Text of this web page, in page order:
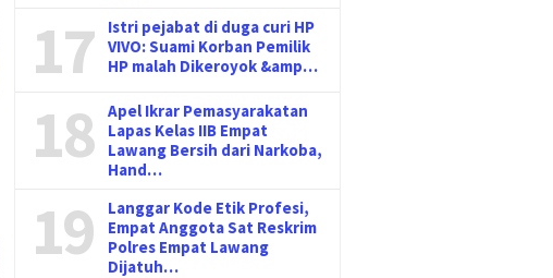
17
Istri pejabat di duga curi HP
VIVO: Suami Korban Pemilik
HP malah Dikeroyok &amp…
18
Apel Ikrar Pemasyarakatan
Lapas Kelas IIB Empat
Lawang Bersih dari Narkoba,
Hand…
19
Langgar Kode Etik Profesi,
Empat Anggota Sat Reskrim
Polres Empat Lawang
Dijatuh…